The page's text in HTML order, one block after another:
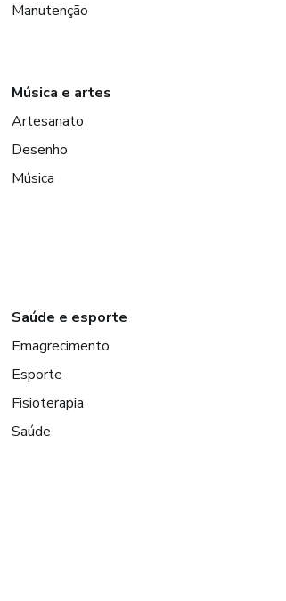
Manutenção
Música e artes
Artesanato
Desenho
Música
Saúde e esporte
Emagrecimento
Esporte
Fisioterapia
Saúde